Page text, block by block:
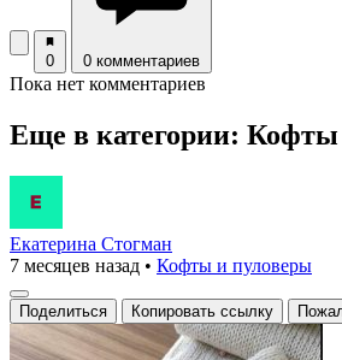
0 0 комментариев
Пока нет комментариев
Еще в категории:
Екатерина Стогман
7 месяцев назад • Кофты и пуловеры
Поделиться Копировать ссылку